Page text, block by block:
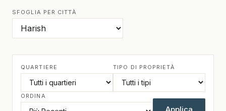
SFOGLIA PER CITTÀ
QUARTIERE TIPO DI PROPRIETÀ
ORDINA